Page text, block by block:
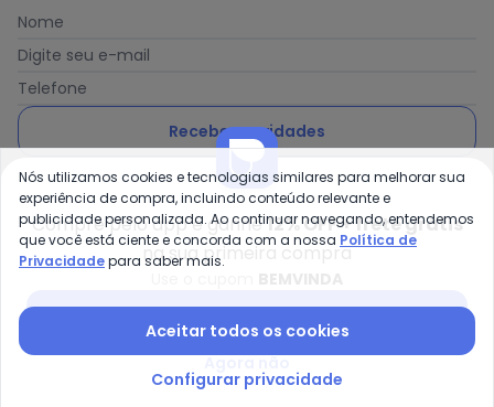
Nome
Digite seu e-mail
Telefone
Receber novidades
Ao enviar o cadastro, você concorda com a nossa Política
de Privacidade
Posthaus é uma marca da Posthaus Ltda / CNPJ:
80.462.138/0001-41
Endereço: Rua Werner Duwe, 202 Bairro Badenfurt -
89.070-700 - Blumenau/SC
Compre pelo app e ganhe12% OFF + frete grátis
na sua primeira compra
Nós utilizamos cookies e tecnologias similares para melhorar sua
experiência de compra, incluindo conteúdo relevante e
publicidade personalizada. Ao continuar navegando, entendemos
que você está ciente e concorda com a nossa Política de
Privacidadepara saber mais.
Aceitar todos os cookies
Configurar privacidade